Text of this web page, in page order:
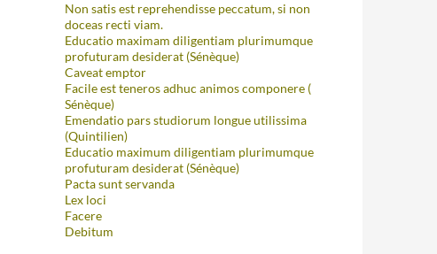
Non satis est reprehendisse peccatum, si non
doceas recti viam.
Educatio maximam diligentiam plurimumque
profuturam desiderat (Sénèque)
Caveat emptor
Facile est teneros adhuc animos componere (
Sénèque)
Emendatio pars studiorum longue utilissima
(Quintilien)
Educatio maximum diligentiam plurimumque
profuturam desiderat (Sénèque)
Pacta sunt servanda
Lex loci
Facere
Debitum